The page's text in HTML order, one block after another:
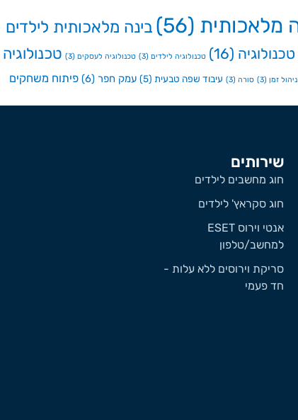
מלאכותית (56)
בינה מלאכותית לילדים
טכנולוגיה (16) טכנולוגיה לילדים (3) טכנולוגיה לעסקים (3)
טכנולוגיה
ניהול זמן (3) סורה (3) עיבוד שפה טבעית (5) עמק חפר (6)
פיתוח משחקים
שירותים
חוג מחשבים לילדים
חוג סקראץ' לילדים
אנטי וירוס ESET
למחשב/טלפון
סריקת וירוסים ללא עלות -
חד פעמי